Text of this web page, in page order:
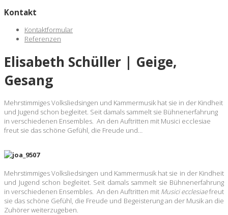
Kontakt
Kontaktformular
Referenzen
Elisabeth Schüller | Geige,
Gesang
Mehrstimmiges Volksliedsingen und Kammermusik hat sie in der Kindheit
und Jugend schon begleitet. Seit damals sammelt sie Bühnenerfahrung
in verschiedenen Ensembles. An den Auftritten mit Musici ecclesiae
freut sie das schöne Gefühl, die Freude und…
Mehrstimmiges Volksliedsingen und Kammermusik hat sie in der Kindheit
und Jugend schon begleitet. Seit damals sammelt sie Bühnenerfahrung
in verschiedenen Ensembles. An den Auftritten mit Musici ecclesiaefreut
sie das schöne Gefühl, die Freude und Begeisterung an der Musik an die
Zuhörer weiterzugeben.